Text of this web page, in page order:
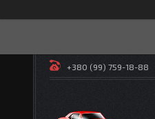
+380 (99) 759-18-88